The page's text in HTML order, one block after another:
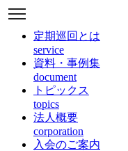
定期巡回とは
service
資料・事例集
document
トピックス
topics
法人概要
corporation
入会のご案内